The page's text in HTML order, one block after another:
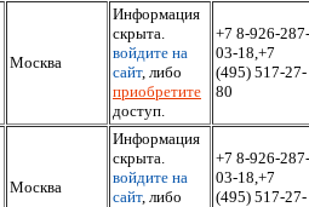
Москва
Информация
скрыта.
войдите на
сайт, либо
приобретите
доступ.
+7 8-926-287-
03-18,+7
(495) 517-27-
80
Москва
Информация
скрыта.
войдите на
сайт, либо
+7 8-926-287-
03-18,+7
(495) 517-27-